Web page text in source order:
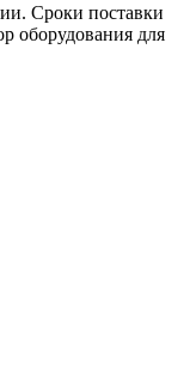
Сроки поставки
оборудования для